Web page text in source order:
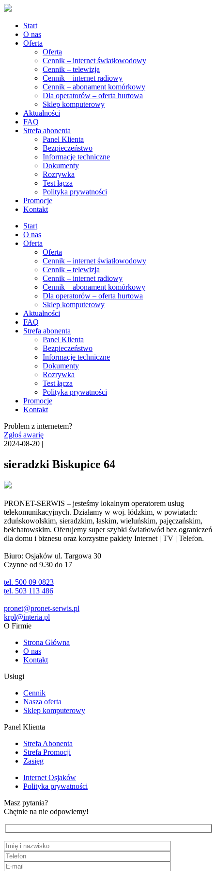
Start
O nas
Oferta
Oferta
Cennik – internet światłowodowy
Cennik – telewizja
Cennik – internet radiowy
Cennik – abonament komórkowy
Dla operatorów – oferta hurtowa
Sklep komputerowy
Aktualności
FAQ
Strefa abonenta
Panel Klienta
Bezpieczeństwo
Informacje techniczne
Dokumenty
Rozrywka
Test łącza
Polityka prywatności
Promocje
Kontakt
Start
O nas
Oferta
Oferta
Cennik – internet światłowodowy
Cennik – telewizja
Cennik – internet radiowy
Cennik – abonament komórkowy
Dla operatorów – oferta hurtowa
Sklep komputerowy
Aktualności
FAQ
Strefa abonenta
Panel Klienta
Bezpieczeństwo
Informacje techniczne
Dokumenty
Rozrywka
Test łącza
Polityka prywatności
Promocje
Kontakt
Problem z internetem?
Zgłoś awarię
2024-08-20 |
sieradzki Biskupice 64
PRONET-SERWIS – jesteśmy lokalnym operatorem usług
telekomunikacyjnych. Działamy w woj. łódzkim, w powiatach:
zduńskowolskim, sieradzkim, łaskim, wieluńskim, pajęczańskim,
bełchatowskim. Oferujemy super szybki światłowód bez ograniczeń
dla domu i biznesu oraz korzystne pakiety Internet | TV | Telefon.
Biuro: Osjaków ul. Targowa 30
Czynne od 9.30 do 17
tel. 500 09 0823
tel. 503 113 486
pronet@pronet-serwis.pl
krpl@interia.pl
O Firmie
Strona Główna
O nas
Kontakt
Usługi
Cennik
Nasza oferta
Sklep komputerowy
Panel Klienta
Strefa Abonenta
Strefa Promocji
Zasięg
Internet Osjaków
Polityka prywatności
Masz pytania?
Chętnie na nie odpowiemy!